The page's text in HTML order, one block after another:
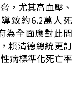
，尤其高血壓、
致約6.2萬人死
為全面應對此問
賴清德總統更訂
病標準化死亡率